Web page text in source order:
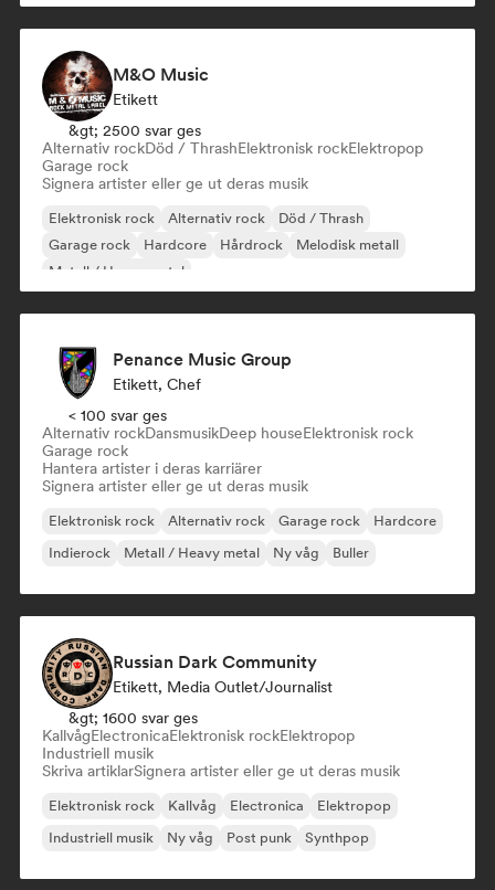
M&O Music
Etikett
&gt; 2500 svar ges
Alternativ rockDöd / ThrashElektronisk rockElektropop
Garage rock
Signera artister eller ge ut deras musik
Elektronisk rock Alternativ rock
Död / Thrash
Garage rock
Hardcore Hårdrock
Melodisk metall
Metall / Heavy metal
Penance Music Group
Etikett, Chef
< 100 svar ges
Alternativ rockDansmusikDeep houseElektronisk rock
Garage rock
Hantera artister i deras karriärer
Signera artister eller ge ut deras musik
Elektronisk rock Alternativ rock Garage rock
Hardcore
Indierock
Metall / Heavy metal Ny våg Buller
Russian Dark Community
Etikett, Media Outlet/Journalist
&gt; 1600 svar ges
KallvågElectronicaElektronisk rockElektropop
Industriell musik
Skriva artiklarSignera artister eller ge ut deras musik
Elektronisk rock Kallvåg Electronica
Elektropop
Industriell musik
Ny våg Post punk Synthpop